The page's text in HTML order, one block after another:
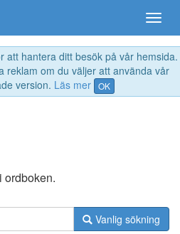
att hantera ditt besök på vår hemsida.
reklam om du väljer att använda vår
version. Läs mer OK
i ordboken.
Vanlig sökning